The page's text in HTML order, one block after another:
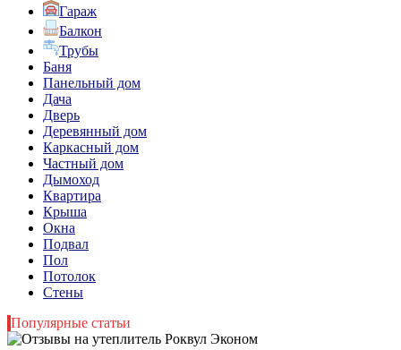
Гараж
Балкон
Трубы
Баня
Панельный дом
Дача
Дверь
Деревянный дом
Каркасный дом
Частный дом
Дымоход
Квартира
Крыша
Окна
Подвал
Пол
Потолок
Стены
Популярные статьи